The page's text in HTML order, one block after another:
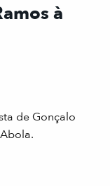
à
de Gonçalo